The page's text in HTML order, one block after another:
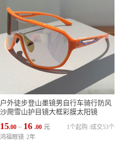
户外徒步登山墨镜男自行车骑行防风
沙爬雪山护目镜大框彩膜太阳镜
15.00 ~ 16 .00 元 成交53个
1个起购 /
鸿福眼镜 2年